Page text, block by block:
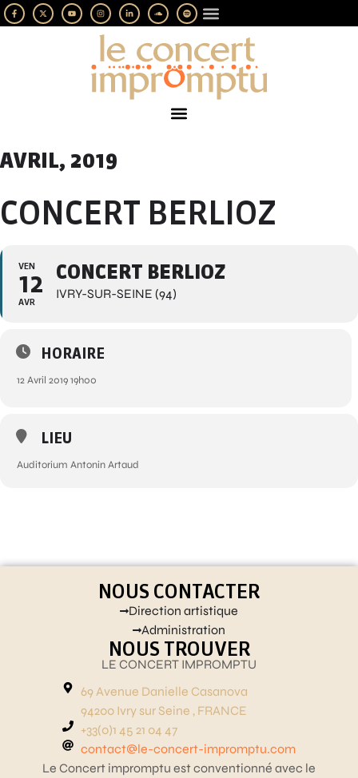
AVRIL, 2019
CONCERT BERLIOZ
VEN
12
AVR
CONCERT BERLIOZ
IVRY-SUR-SEINE (94)
HORAIRE
12 Avril 2019 19h00
LIEU
Auditorium Antonin Artaud
NOUS CONTACTER
Direction artistique
Administration
NOUS TROUVER
LE CONCERT IMPROMPTU
69 Avenue Danielle Casanova
94200 Ivry sur Seine , FRANCE
+33(0)1 45 21 04 47
contact@le-concert-impromptu.com
Le Concert impromptu est conventionné avec le